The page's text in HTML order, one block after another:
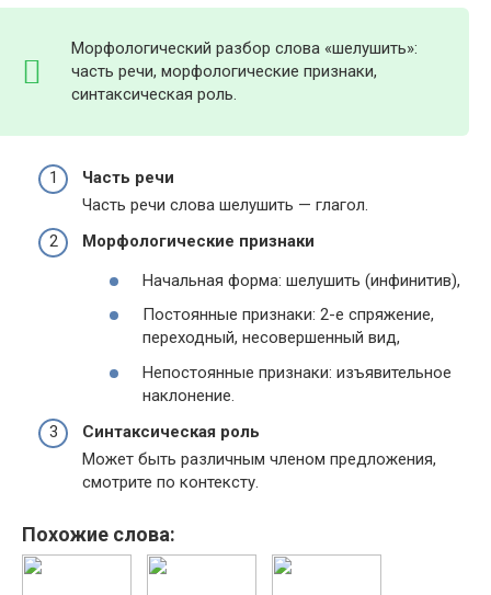
Морфологический разбор слова «шелушить»:
часть речи, морфологические признаки,
синтаксическая роль.
Часть речи
Часть речи слова шелушить — глагол.
Морфологические признаки
Начальная форма: шелушить (инфинитив),
Постоянные признаки: 2-е спряжение,
переходный, несовершенный вид,
Непостоянные признаки: изъявительное
наклонение.
Синтаксическая роль
Может быть различным членом предложения,
смотрите по контексту.
Похожие слова: